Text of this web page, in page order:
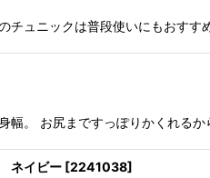
チュニックは普段使いにもお
幅。 お尻まですっぽりかくれる
ネイビー [2241038]